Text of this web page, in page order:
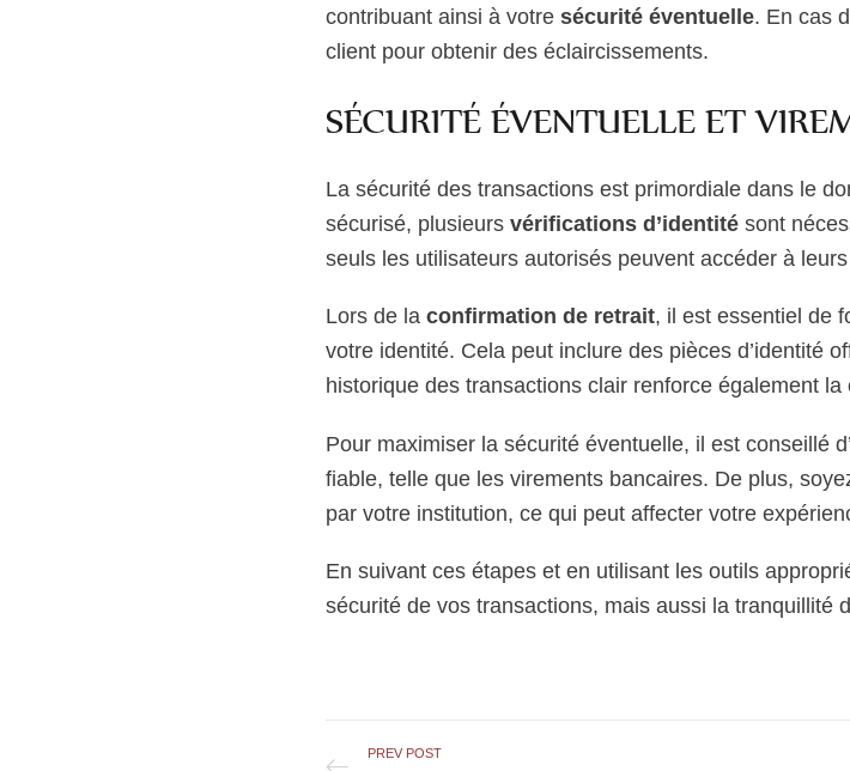
contribuant ainsi à votre sécurité éventuelle. En cas
client pour obtenir des éclaircissements.
SÉCURITÉ ÉVENTUELLE ET
La sécurité des transactions est primordiale dans le
sécurisé, plusieurs vérifications d’identité sont
seuls les utilisateurs autorisés peuvent accéder à
Lors de la confirmation de retrait, il est essentiel de
votre identité. Cela peut inclure des pièces d’identité
historique des transactions clair renforce également la
Pour maximiser la sécurité éventuelle, il est conseillé
fiable, telle que les virements bancaires. De plus,
par votre institution, ce qui peut affecter votre
En suivant ces étapes et en utilisant les outils
sécurité de vos transactions, mais aussi la tranquillité
PREV POST